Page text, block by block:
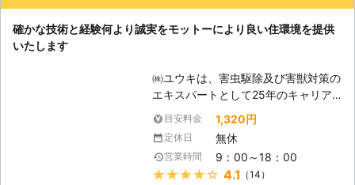
ます。床下などの普段目に見えない環
境で、どのような被害状況でどんな原
し、分かりやすくご説明致しますが、
不安な点がありましたら、お気軽にご
相談下さい。保証期間5年の保証書も
しっかり発行し、保証期間中は定期的
に点検にお伺いしてシロアリの再発が
無いかチェックし、管理させていただ
きますのでご安心下さい。シロアリ予
東京都 葛飾区 2016年12月27日
確かな技術と経験何より誠実をモットーにより良い住環境を提供
いたします
㈱ユウキは、害虫駆除及び害獣対策の
エキスパートとして25年のキャリア
に基づいて大切なお家の環境維持に努
めてまいります。年中無休と迅速な対
応を常として、お客様の信頼にこたえ
てまいります。まずはお気軽にご相談
からでも結構ですのでご連絡くださ
目安料金 1,320円
定休日 無休
営業時間 9：00～18：00
★★★★★ 4.1 （14）